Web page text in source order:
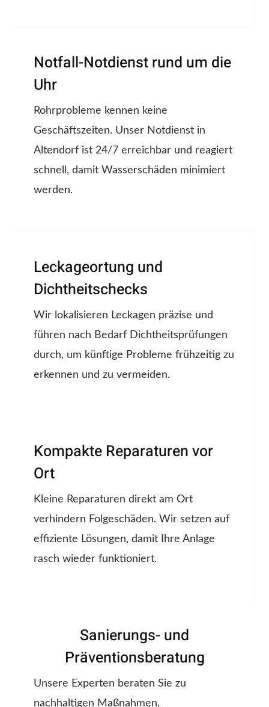
Notfall-Notdienst rund um die
Uhr
Rohrprobleme kennen keine
Geschäftszeiten. Unser Notdienst in
Altendorf ist 24/7 erreichbar und reagiert
schnell, damit Wasserschäden minimiert
werden.
Leckageortung und
Dichtheitschecks
Wir lokalisieren Leckagen präzise und
führen nach Bedarf Dichtheitsprüfungen
durch, um künftige Probleme frühzeitig zu
erkennen und zu vermeiden.
Kompakte Reparaturen vor
Ort
Kleine Reparaturen direkt am Ort
verhindern Folgeschäden. Wir setzen auf
effiziente Lösungen, damit Ihre Anlage
rasch wieder funktioniert.
Sanierungs- und
Präventionsberatung
Unsere Experten beraten Sie zu
nachhaltigen Maßnahmen,